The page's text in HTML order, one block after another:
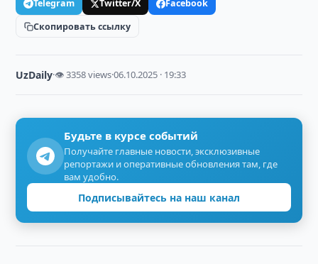
Telegram Twitter/X
Facebook
Скопировать ссылку
UzDaily·👁 3358 views·06.10.2025 · 19:33
Будьте в курсе событий
Получайте главные новости, эксклюзивные
репортажи и оперативные обновления там, где
вам удобно.
Подписывайтесь на наш канал